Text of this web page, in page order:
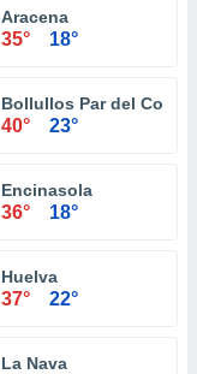
Aracena
35° 18°
Bollullos Par del
40° 23°
Encinasola
36° 18°
Huelva
37° 22°
La Nava